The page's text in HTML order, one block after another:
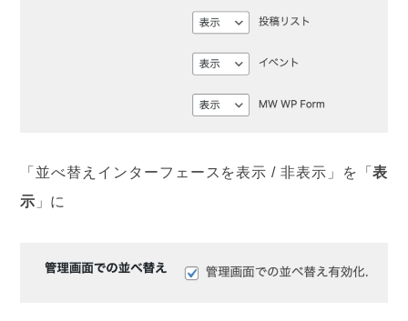
「並べ替えインターフェースを表示 / 非表示」を「表
示 」に